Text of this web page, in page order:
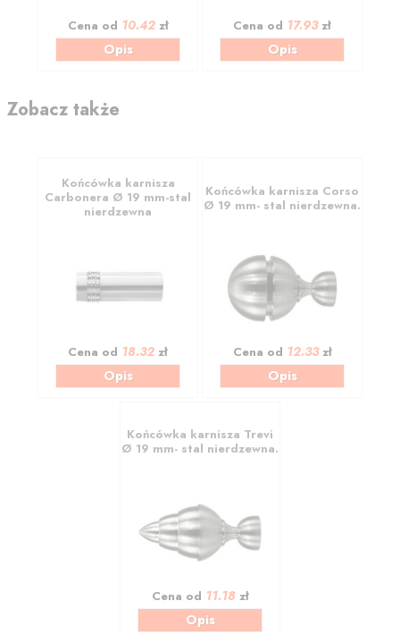
Cena od 10.42zł
Opis
Cena od 17.93zł
Opis
Zobacz także
Końcówka karnisza
Carbonera Ø 19 mm-stal
nierdzewna
Cena od 18.32 zł
Opis
Końcówka karnisza Corso
Ø 19 mm- stal nierdzewna.
Cena od 12.33zł
Opis
Końcówka karnisza Trevi
Ø 19 mm- stal nierdzewna.
Cena od 11.18zł
Opis